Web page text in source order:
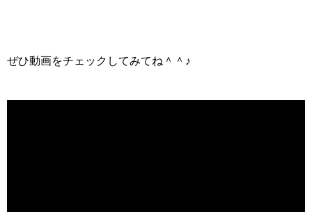
ぜひ動画をチェックしてみてね＾＾♪